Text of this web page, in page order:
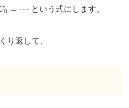
0 = ⋯
0 という式にします。
り返して、